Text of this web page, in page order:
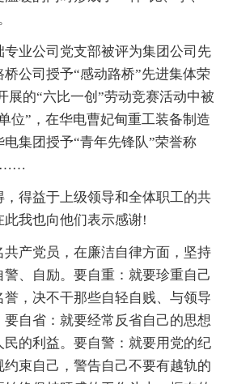
专业公司党支部被评为集团公司先
公司授予“感动路桥”先进集体荣
展的“六比一创”劳动竞赛活动中被
位”，在华电曹妃甸重工装备制造
集团授予“青年先锋队”荣誉称
……
，得益于上级领导和全体职工的共
此我也向他们表示感谢!
共产党员，在廉洁自律方面，坚持
、自励。要自重：就要珍重自己
，决不干那些自轻自贱、与领导
自省：就要经常反省自己的思想
的利益。要自警：就要用党的纪
束自己，警告自己不要有越轨的